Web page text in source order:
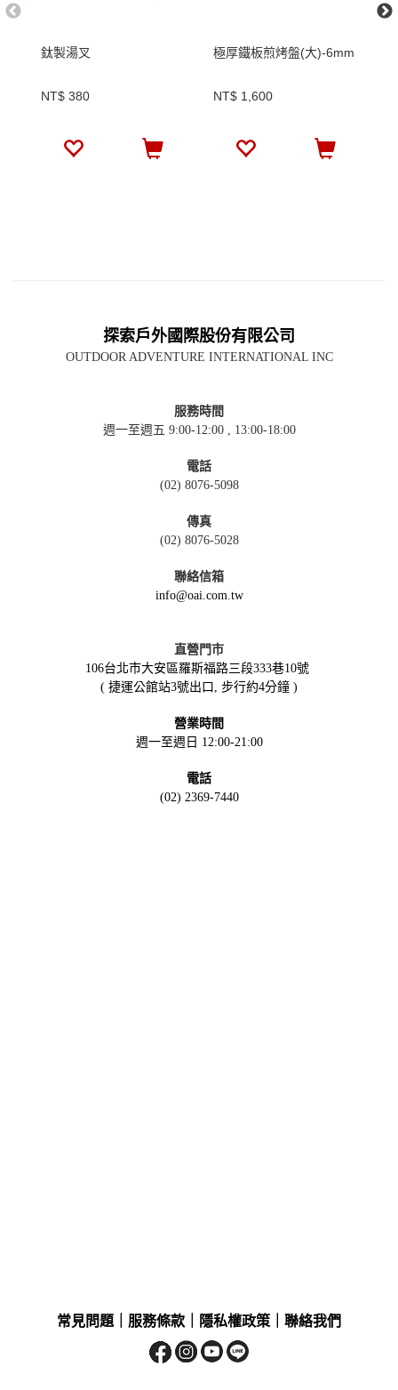
鈦製湯叉
NT$ 380
極厚鐵板煎烤盤(大)-6mm
NT$ 1,600
探索戶外國際股份有限公司
OUTDOOR ADVENTURE INTERNATIONAL INC
服務時間
週一至週五 9:00-12:00 , 13:00-18:00
電話
(02) 8076-5098
傳真
(02) 8076-5028
聯絡信箱
info@oai.com.tw
直營門市
106台北市大安區羅斯福路三段333巷10號
( 捷運公館站3號出口, 步行約4分鐘 )
營業時間
週一至週日 12:00-21:00
電話
(02) 2369-7440
常見問題 服務條款 隱私權政策 聯絡我們